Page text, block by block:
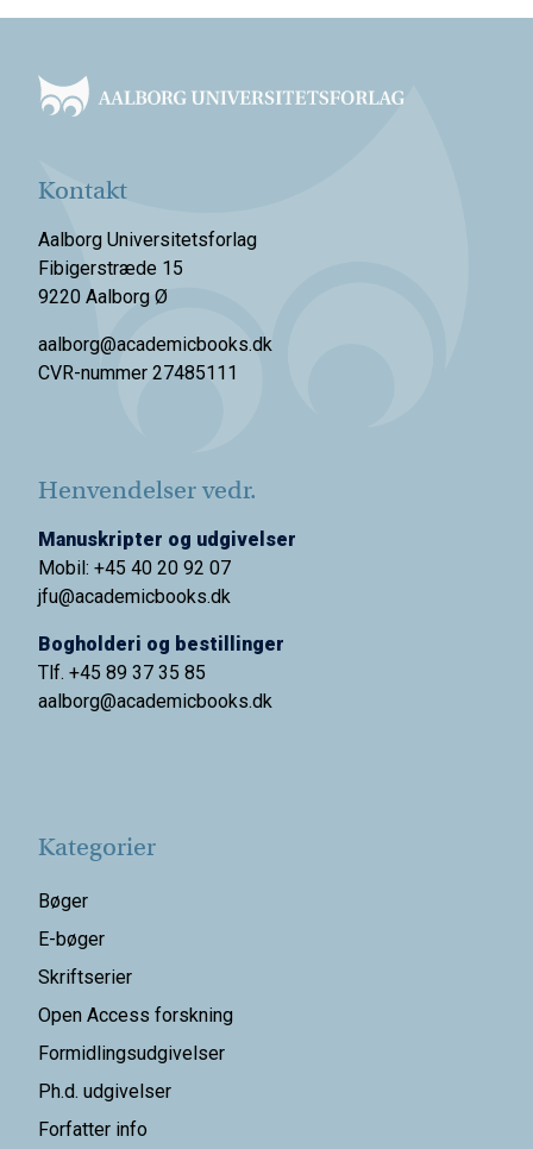
Kontakt
Aalborg Universitetsforlag
Fibigerstræde 15
9220 Aalborg Ø
aalborg@academicbooks.dk
CVR-nummer 27485111
Henvendelser vedr.
Manuskripter og udgivelser
Mobil: +45 40 20 92 07
jfu@academicbooks.dk
Bogholderi og bestillinger
Tlf. +45 89 37 35 85
aalborg@academicbooks.dk
Kategorier
Bøger
E-bøger
Skriftserier
Open Access forskning
Formidlingsudgivelser
Ph.d. udgivelser
Forfatter info